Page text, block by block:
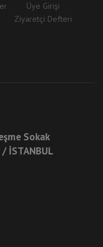
Üye Girişi
Ziyaretçi Defteri
Sokak
İSTANBUL